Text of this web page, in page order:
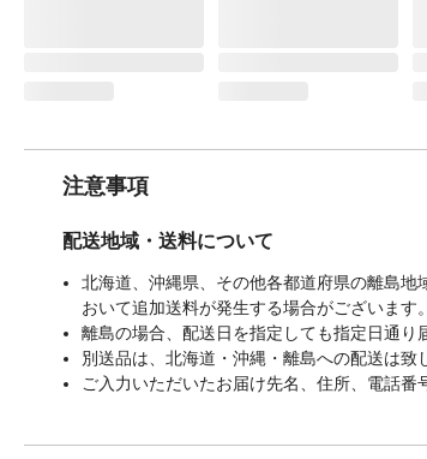
注意事項
配送地域・送料について
北海道、沖縄県、その他各都道府県の離島
おいて追加送料が発生する場合がございます。
離島の場合、配送日を指定しても指定日通り
別送品は、北海道・沖縄・離島への配送は致
ご入力いただいたお届け先名、住所、電話